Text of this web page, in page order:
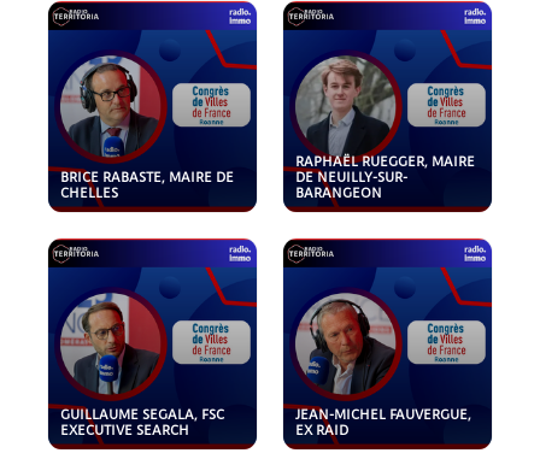
BRICE RABASTE, MAIRE DE
CHELLES
RAPHAËL RUEGGER, MAIRE
DE NEUILLY-SUR-
BARANGEON
GUILLAUME SEGALA, FSC
EXECUTIVE SEARCH
JEAN-MICHEL FAUVERGUE,
EX RAID